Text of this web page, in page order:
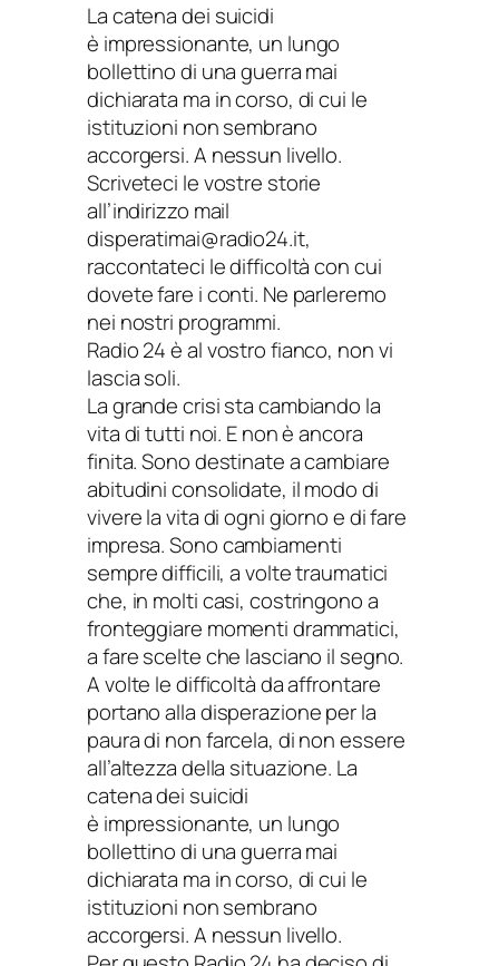
La catena dei suicidi
è impressionante, un lungo
bollettino di una guerra mai
dichiarata ma in corso, di cui le
istituzioni non sembrano
accorgersi. A nessun livello.
Scriveteci le vostre storie
all’indirizzo mail
disperatimai@radio24.it,
raccontateci le difficoltà con cui
dovete fare i conti. Ne parleremo
nei nostri programmi.
Radio 24 è al vostro fianco, non vi
lascia soli.
La grande crisi sta cambiando la
vita di tutti noi. E non è ancora
finita. Sono destinate a cambiare
abitudini consolidate, il modo di
vivere la vita di ogni giorno e di fare
impresa. Sono cambiamenti
sempre difficili, a volte traumatici
che, in molti casi, costringono a
fronteggiare momenti drammatici,
a fare scelte che lasciano il segno.
A volte le difficoltà da affrontare
portano alla disperazione per la
paura di non farcela, di non essere
all’altezza della situazione. La
catena dei suicidi
è impressionante, un lungo
bollettino di una guerra mai
dichiarata ma in corso, di cui le
istituzioni non sembrano
accorgersi. A nessun livello.